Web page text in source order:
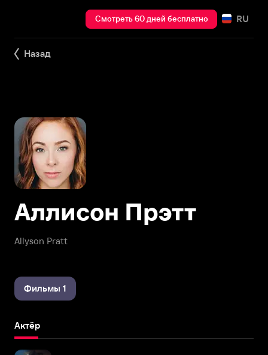
Смотреть 60 дней бесплатно RU
Назад
Allyson Pratt
Аллисон Прэтт
Фильмы 1
Актёр